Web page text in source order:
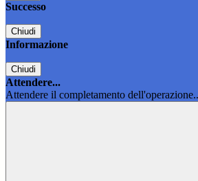
Successo
Chiudi
Informazione
Chiudi
Attendere...
Attendere il completamento